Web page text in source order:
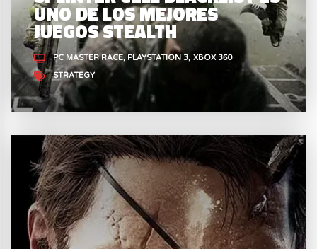
UNO DE LOS MEJORES
JUEGOS STEALTH
PC MASTER RACE PLAYSTATION 3 XBOX 360
STRATEGY